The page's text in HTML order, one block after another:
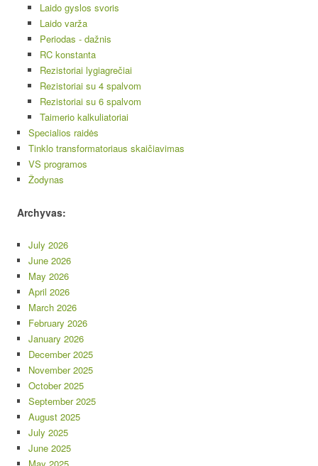
Laido gyslos svoris
Laido varža
Periodas - dažnis
RC konstanta
Rezistoriai lygiagrečiai
Rezistoriai su 4 spalvom
Rezistoriai su 6 spalvom
Taimerio kalkuliatoriai
Specialios raidės
Tinklo transformatoriaus skaičiavimas
VS programos
Žodynas
Archyvas:
July 2026
June 2026
May 2026
April 2026
March 2026
February 2026
January 2026
December 2025
November 2025
October 2025
September 2025
August 2025
July 2025
June 2025